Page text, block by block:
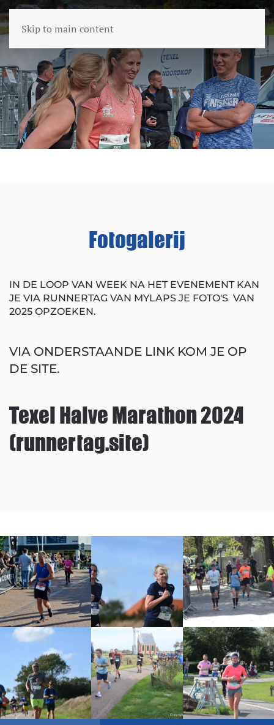
Skip to main content
Fotogalerij
IN DE LOOP VAN WEEK NA HET EVENEMENT KAN
JE VIA RUNNERTAG VAN MYLAPS JE FOTO'S VAN
2025 OPZOEKEN.
VIA ONDERSTAANDE LINK KOM JE OP
DE SITE.
Texel Halve Marathon 2024
(runnertag.site)